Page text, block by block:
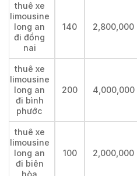
thuê xe
limousine
long an
đi đồng
nai
140 2,800,000
thuê xe
limousine
long an
đi bình
phước
200 4,000,000
thuê xe
limousine
long an
đi biên
100 2,000,000